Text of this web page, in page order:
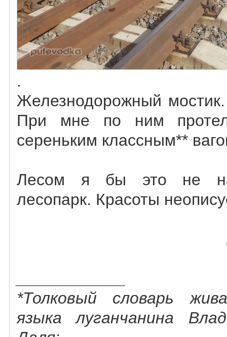
.
Железнодорожный
При мне по ним
сереньким классным**
Лесом я бы это не
лесопарк. Красоты
*Толковый словарь
языка луганчанина